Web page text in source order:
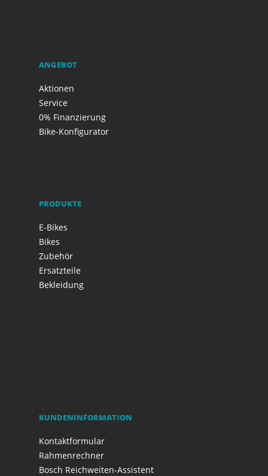
ANGEBOT
Aktionen
Service
0% Finanzierung
Bike-Konfigurator
PRODUKTE
E-Bikes
Bikes
Zubehör
Ersatzteile
Bekleidung
KUNDENINFORMATION
Kontaktformular
Rahmenrechner
Bosch Reichweiten-Assistent